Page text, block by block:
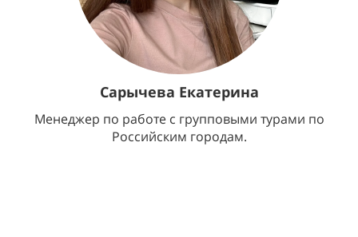
Сарычева Екатерина
Менеджер по работе с групповыми турами по
Российским городам.